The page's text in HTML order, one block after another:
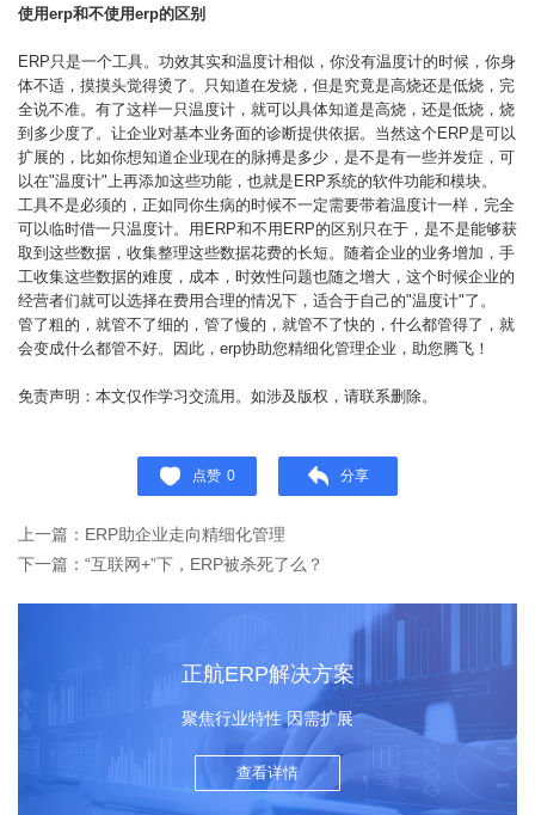
使用erp和不使用erp的区别
ERP只是一个工具。功效其实和温度计相似，你没有温度计的时候，你身
体不适，摸摸头觉得烫了。只知道在发烧，但是究竟是高烧还是低烧，完
全说不准。有了这样一只温度计，就可以具体知道是高烧，还是低烧，烧
到多少度了。让企业对基本业务面的诊断提供依据。当然这个ERP是可以
扩展的，比如你想知道企业现在的脉搏是多少，是不是有一些并发症，可
以在"温度计"上再添加这些功能，也就是ERP系统的软件功能和模块。
工具不是必须的，正如同你生病的时候不一定需要带着温度计一样，完全
可以临时借一只温度计。用ERP和不用ERP的区别只在于，是不是能够获
取到这些数据，收集整理这些数据花费的长短。随着企业的业务增加，手
工收集这些数据的难度，成本，时效性问题也随之增大，这个时候企业的
经营者们就可以选择在费用合理的情况下，适合于自己的"温度计"了。
管了粗的，就管不了细的，管了慢的，就管不了快的，什么都管得了，就
会变成什么都管不好。因此，erp协助您精细化管理企业，助您腾飞！
免责声明：本文仅作学习交流用。如涉及版权，请联系删除。
点赞 0 分享
上一篇：ERP助企业走向精细化管理
下一篇：“互联网+”下，ERP被杀死了么？
正航ERP解决方案
聚焦行业特性 因需扩展
查看详情